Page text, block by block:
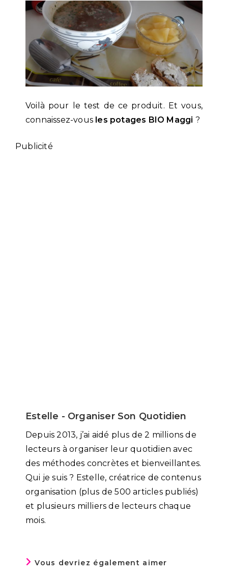
Voilà pour le test de ce produit. Et vous,
connaissez-vous les potages BIO Maggi ?
Publicité
Estelle - Organiser Son Quotidien
Depuis 2013, j’ai aidé plus de 2 millions de
lecteurs à organiser leur quotidien avec
des méthodes concrètes et bienveillantes.
Qui je suis ? Estelle, créatrice de contenus
organisation (plus de 500 articles publiés)
et plusieurs milliers de lecteurs chaque
mois.
Vous devriez également aimer